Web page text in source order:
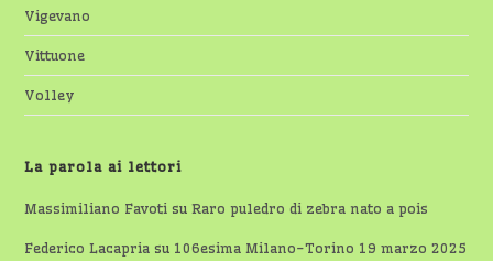
Vigevano
Vittuone
Volley
La parola ai lettori
Massimiliano Favoti suRaro puledro di zebra nato a pois
Federico Lacapria su 106esima Milano-Torino 19 marzo 2025